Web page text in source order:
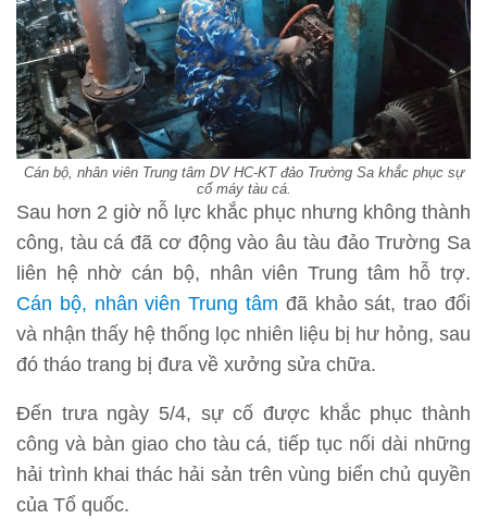
Cán bộ, nhân viên Trung tâm DV HC-KT đảo Trường Sa khắc phục sự
cố máy tàu cá.
Sau hơn 2 giờ nỗ lực khắc phục nhưng không thành
công, tàu cá đã cơ động vào âu tàu đảo Trường Sa
liên hệ nhờ cán bộ, nhân viên Trung tâm hỗ trợ.
Cán bộ, nhân viên Trung tâm đã khảo sát, trao đổi
và nhận thấy hệ thống lọc nhiên liệu bị hư hỏng, sau
đó tháo trang bị đưa về xưởng sửa chữa.
Đến trưa ngày 5/4, sự cố được khắc phục thành
công và bàn giao cho tàu cá, tiếp tục nối dài những
hải trình khai thác hải sản trên vùng biển chủ quyền
của Tổ quốc.